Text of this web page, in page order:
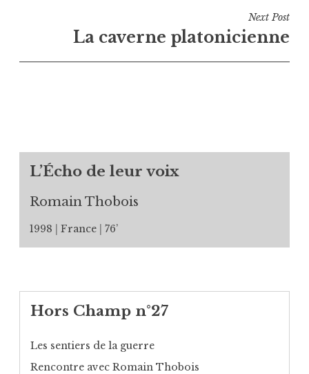
Next Post
La caverne platonicienne
L’Écho de leur voix
Romain Thobois
1998 France 76’
Hors Champ n°27
Les sentiers de la guerre
Rencontre avec Romain Thobois